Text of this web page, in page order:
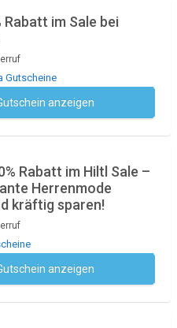
Rabatt im Sale bei
Gutscheine
anzeigen
Rabatt im Hiltl Sale –
Herrenmode
kräftig sparen!
anzeigen